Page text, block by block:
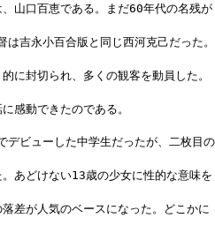
、山口百恵である。まだ60年代の名残が
吉永小百合版と同じ西河克己だった。
に封切られ、多くの観客を動員した。
感動できたのである。
デビューした中学生だったが、二枚目の
あどけない13歳の少女に性的な意味を
差が人気のベースになった。どこかに